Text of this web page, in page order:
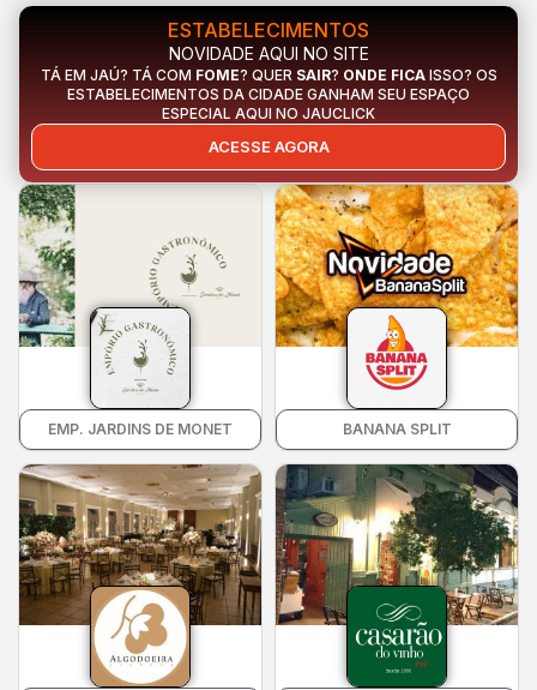
EMP. JARDINS DE MONET BANANA SPLIT
ESTABELECIMENTOS
NOVIDADE AQUI NO SITE
TÁ EM JAÚ? TÁ COM FOME? QUER SAIR? ONDE FICAISSO? OS
ESTABELECIMENTOS DA CIDADE GANHAM SEU ESPAÇO
ESPECIAL AQUI NO JAUCLICK
ACESSE AGORA